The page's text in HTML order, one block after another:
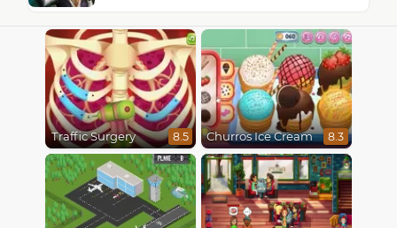
Traffic Surgery 8.5 Churros Ice Cream 8.3